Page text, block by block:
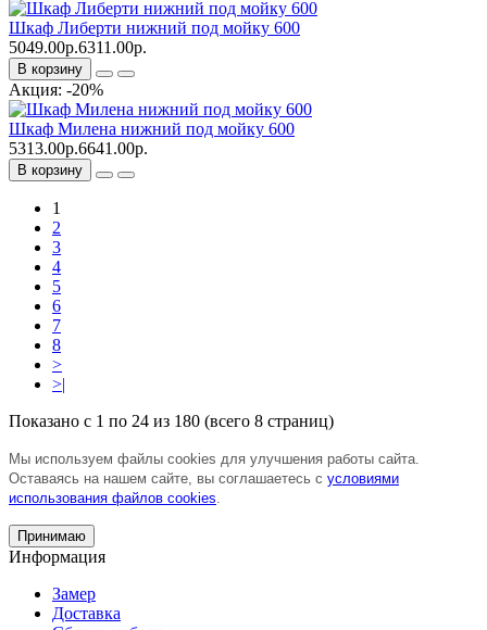
Шкаф Либерти нижний под мойку 600
5049.00р.6311.00р.
В корзину
Акция: -20%
Шкаф Милена нижний под мойку 600
5313.00р.6641.00р.
В корзину
1
2
3
4
5
6
7
8
>
>|
Показано с 1 по 24 из 180 (всего 8 страниц)
Мы используем файлы cookies для улучшения работы сайта.
Оставаясь на нашем сайте, вы соглашаетесь с условиями
использования файлов cookies.
Принимаю
Информация
Замер
Доставка